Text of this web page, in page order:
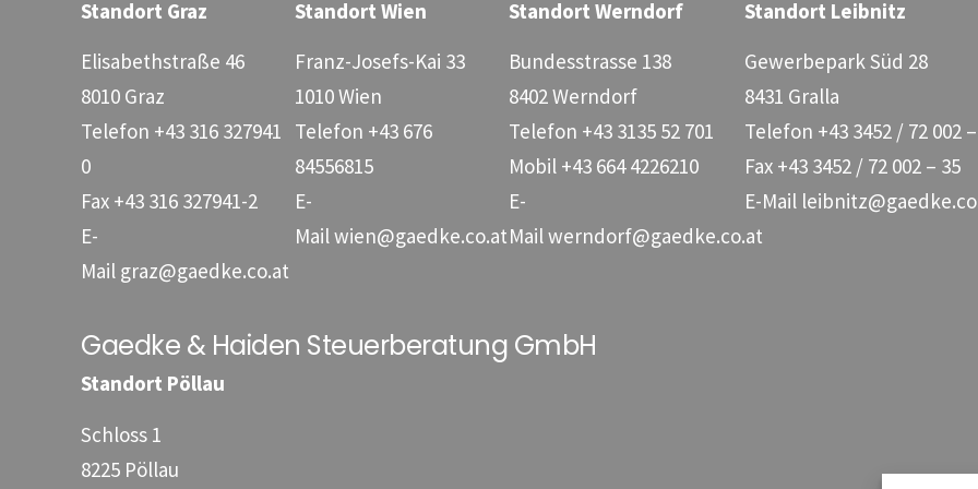
Standort Graz
Elisabethstraße 46
8010 Graz
Telefon +43 316 327941
0
Fax +43 316 327941-2
E-
Mail graz@gaedke.co.at
Standort Wien
Franz-Josefs-Kai 33
1010 Wien
Telefon +43 676
84556815
E-
Mailwien@gaedke.co.at
Standort Werndorf
Bundesstrasse 138
8402 Werndorf
Telefon +43 3135 52 701
Mobil +43 664 4226210
E-
Mailwerndorf@gaedke.co.at
Standort Leibnitz
Gewerbepark Süd 28
8431 Gralla
Telefon +43 3452 / 72 002
Fax +43 3452 / 72 002 – 35
E-Mail
Gaedke & Haiden Steuerberatung GmbH
Standort Pöllau
Schloss 1
8225 Pöllau